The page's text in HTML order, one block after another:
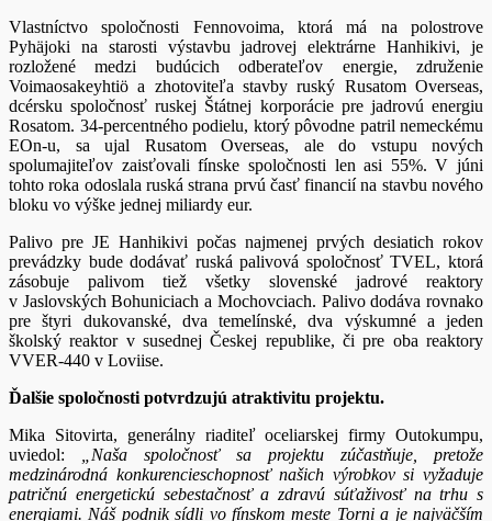
Vlastníctvo spoločnosti Fennovoima, ktorá má na polostrove
Pyhäjoki na starosti výstavbu jadrovej elektrárne Hanhikivi, je
rozložené medzi budúcich odberateľov energie, združenie
Voimaosakeyhtiö a zhotoviteľa stavby ruský Rusatom Overseas,
dcérsku spoločnosť ruskej Štátnej korporácie pre jadrovú energiu
Rosatom. 34-percentného podielu, ktorý pôvodne patril nemeckému
EOn-u, sa ujal Rusatom Overseas, ale do vstupu nových
spolumajiteľov zaisťovali fínske spoločnosti len asi 55%. V júni
tohto roka odoslala ruská strana prvú časť financií na stavbu nového
bloku vo výške jednej miliardy eur.
Palivo pre JE Hanhikivi počas najmenej prvých desiatich rokov
prevádzky bude dodávať ruská palivová spoločnosť TVEL, ktorá
zásobuje palivom tiež všetky slovenské jadrové reaktory
v Jaslovských Bohuniciach a Mochovciach. Palivo dodáva rovnako
pre štyri dukovanské, dva temelínské, dva výskumné a jeden
školský reaktor v susednej Českej republike, či pre oba reaktory
VVER-440 v Loviise.
Ďalšie spoločnosti potvrdzujú atraktivitu projektu.
Mika Sitovirta, generálny riaditeľ oceliarskej firmy Outokumpu,
uviedol:
„Naša spoločnosť sa projektu zúčastňuje, pretože
medzinárodná konkurencieschopnosť našich výrobkov si vyžaduje
patričnú energetickú sebestačnosť a zdravú súťaživosť na trhu s
energiami. Náš podnik sídli vo fínskom meste Torni a je najväčším